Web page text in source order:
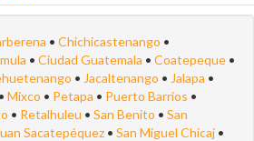
• Chichicastenango •
• Ciudad Guatemala • Coatepeque •
• Jacaltenango • Jalapa •
• Mixco • Petapa • Puerto Barrios •
• Retalhuleu • San Benito • San
Sacatepéquez • San Miguel Chicaj •